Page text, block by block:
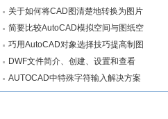
关于如何将CAD图清楚地转换为图片
简要比较AutoCAD模拟空间与图纸空
巧用AutoCAD对象选择技巧提高制图
DWF文件简介、创建、设置和查看
AUTOCAD中特殊字符输入解决方案